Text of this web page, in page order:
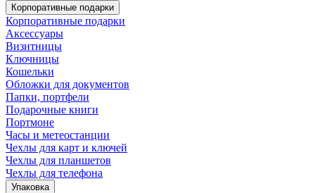
Корпоративные подарки
Корпоративные подарки
Аксессуары
Визитницы
Ключницы
Кошельки
Обложки для документов
Папки, портфели
Подарочные книги
Портмоне
Часы и метеостанции
Чехлы для карт и ключей
Чехлы для планшетов
Чехлы для телефона
Упаковка